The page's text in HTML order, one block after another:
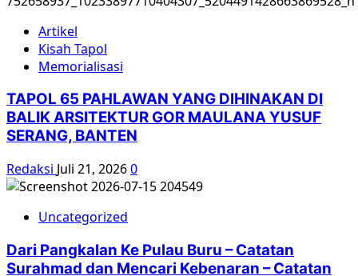
Artikel
Kisah Tapol
Memorialisasi
TAPOL 65 PAHLAWAN YANG DIHINAKAN DI
BALIK ARSITEKTUR GOR MAULANA YUSUF
SERANG, BANTEN
Redaksi Juli 21, 20260
Uncategorized
Dari Pangkalan Ke Pulau Buru – Catatan
Surahmad dan Mencari Kebenaran – Catatan